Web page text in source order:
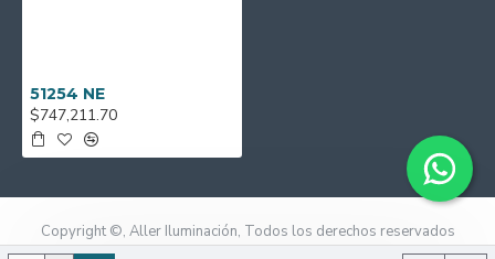
51254 NE
$747,211.70
Copyright ©, Aller Iluminación, Todos los derechos reservados